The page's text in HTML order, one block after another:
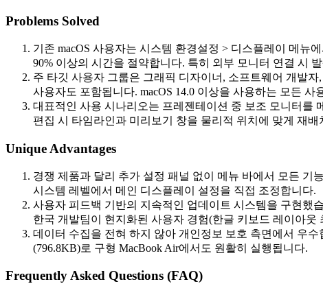
Problems Solved
기존 macOS 사용자는 시스템 환경설정 > 디스플레이 메뉴
90% 이상의 시간을 절약합니다. 특히 외부 모니터 연결 시
주 타깃 사용자 그룹은 그래픽 디자이너, 소프트웨어 개발
사용자도 포함됩니다. macOS 14.0 이상을 사용하는 모든 사
대표적인 사용 시나리오는 프레젠테이션 중 보조 모니터를
편집 시 타임라인과 미리보기 창을 물리적 위치에 맞게 재배
Unique Advantages
경쟁 제품과 달리 추가 설정 패널 없이 메뉴 바에서 모든 기
시스템 레벨에서 메인 디스플레이 설정을 직접 조정합니다.
사용자 피드백 기반의 지속적인 업데이트 시스템을 구현했
한국 개발팀이 현지화된 사용자 경험(한글 키보드 레이아웃
데이터 수집을 전혀 하지 않아 개인정보 보호 측면에서 우
(796.8KB)로 구형 MacBook Air에서도 원활히 실행됩니다.
Frequently Asked Questions (FAQ)